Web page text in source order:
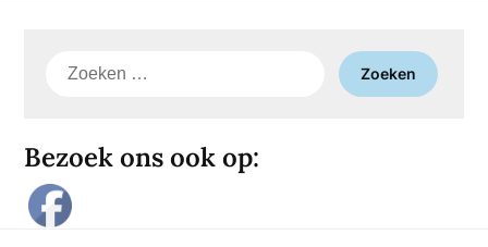
Zoeken
Bezoek ons ook op: